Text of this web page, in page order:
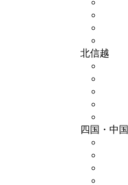
北信越
四国・中国